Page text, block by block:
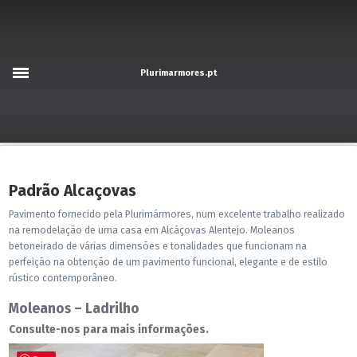
Plurimarmores.pt
Padrão Alcaçovas
Pavimento fornecido pela Plurimármores, num excelente trabalho realizado
na remodelação de uma casa em Alcáçovas Alentejo. Moleanos
betoneirado de várias dimensões e tonalidades que funcionam na
perfeição na obtenção de um pavimento funcional, elegante e de estilo
rústico contemporâneo.
Moleanos – Ladrilho
Consulte-nos para mais informações.
Acabamentos
PT
English
Français